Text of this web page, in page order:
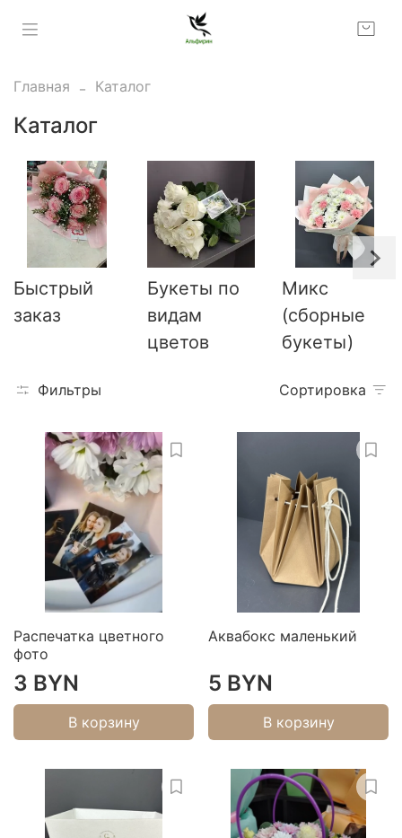
Главная Каталог
Каталог
Быстрый
заказ
Букеты по
видам
цветов
Микс
(сборные
букеты)
Фильтры Сортировка
Распечатка цветного
фото
3 BYN
В корзину
Аквабокс маленький
5 BYN
В корзину